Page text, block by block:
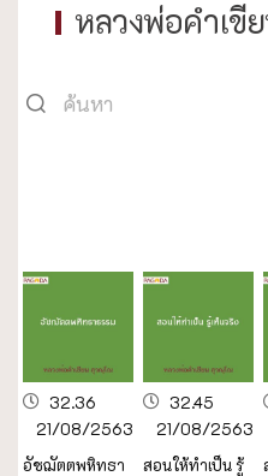
หลวงพ่อคำเขี
32.36
21/08/2563
อัชฌัตตพหิทธา
32.45
21/08/2563
สอนให้ทำเป็น รู้